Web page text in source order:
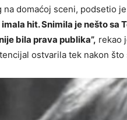
domaćoj sceni, podsetio
hit. Snimila je nešto sa
bila prava publika”, rekao
ostvarila tek nakon